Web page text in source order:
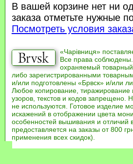
В вашей корзине нет ни
заказа отметьте нужные
Посмотреть условия
«Чарівниця»
Все права
охраняемый
либо зарегистрированными
и/или подготовлены «Брвск» и/или
Любое копирование,
узоров, текстов и кодов
не используются. Готовое изделие
искажений в отображении цвета
особенностей вышивания и отличий
предоставляется на заказы от 800
применения всех скидок).